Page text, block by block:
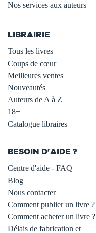
Nos services aux auteurs
LIBRAIRIE
Tous les livres
Coups de cœur
Meilleures ventes
Nouveautés
Auteurs de A à Z
18+
Catalogue libraires
BESOIN D'AIDE ?
Centre d'aide - FAQ
Blog
Nous contacter
Comment publier un livre ?
Comment acheter un livre ?
Délais de fabrication et